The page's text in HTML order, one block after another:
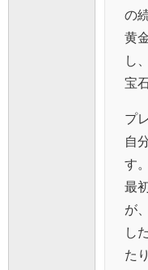
の
黄
し
宝
プ
自
す。
最
が
し
た